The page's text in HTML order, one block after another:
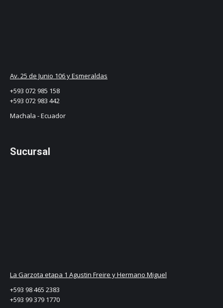
Av. 25 de Junio 106 y Esmeraldas
+593 072 985 158
+593 072 983 442
Machala - Ecuador
Sucursal
La Garzota etapa 1 Agustin Freire y Hermano Miguel
+593 98 465 2383
+593 99 379 1770